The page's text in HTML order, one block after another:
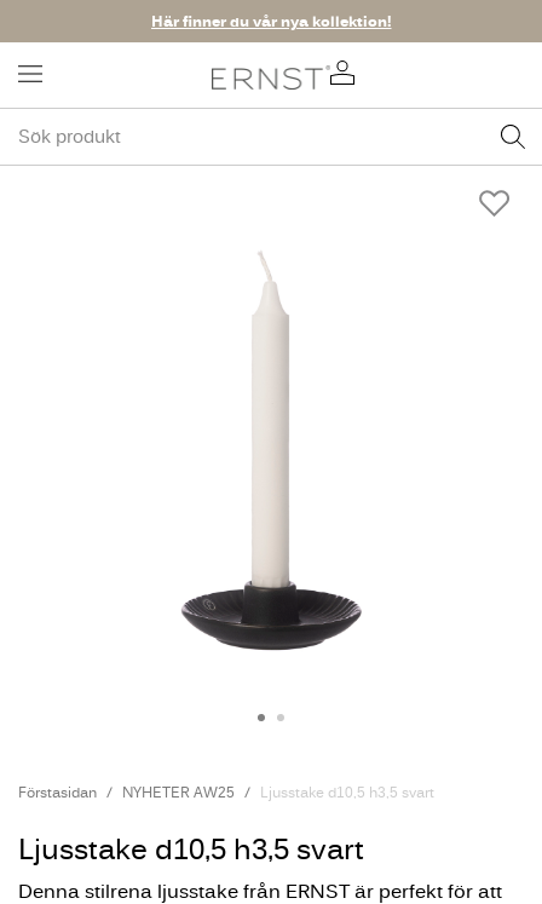
Här finner du vår nya kollektion!
Förstasidan NYHETER AW25 Ljusstake d10,5 h3,5 svart
Ljusstake d10,5 h3,5 svart
Denna stilrena ljusstake från ERNST är perfekt för att